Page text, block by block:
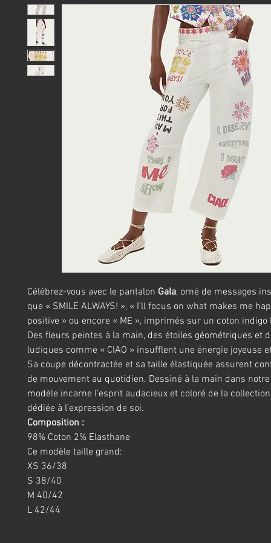
Célébrez-vous avec le pantalon Gala, orné de messages
que « SMILE ALWAYS! », « I’ll focus on what makes me
positive » ou encore « ME », imprimés sur un coton
Des fleurs peintes à la main, des étoiles géométriques et
ludiques comme « CIAO » insufflent une énergie joyeuse
Sa coupe décontractée et sa taille élastiquée assurent
de mouvement au quotidien. Dessiné à la main dans
modèle incarne l’esprit audacieux et coloré de la
dédiée à l’expression de soi.
Composition :
98% Coton 2% Elasthane
Ce modèle taille grand:
XS 36/38
S 38/40
M 40/42
L 42/44